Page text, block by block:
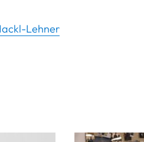
Lehner
Fünf Länder on